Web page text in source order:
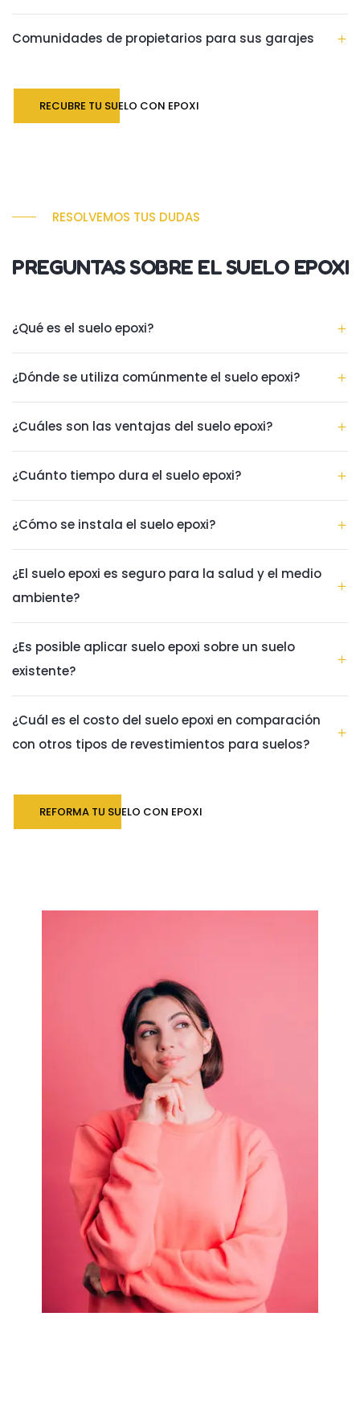
Comunidades de propietarios para sus garajes
RECUBRE TU SUELO CON EPOXI
RESOLVEMOS TUS DUDAS
PREGUNTAS SOBRE EL SUELO EPOXI
¿Qué es el suelo epoxi?
¿Dónde se utiliza comúnmente el suelo epoxi?
¿Cuáles son las ventajas del suelo epoxi?
¿Cuánto tiempo dura el suelo epoxi?
¿Cómo se instala el suelo epoxi?
¿El suelo epoxi es seguro para la salud y el medio
ambiente?
¿Es posible aplicar suelo epoxi sobre un suelo
existente?
¿Cuál es el costo del suelo epoxi en comparación
con otros tipos de revestimientos para suelos?
REFORMA TU SUELO CON EPOXI